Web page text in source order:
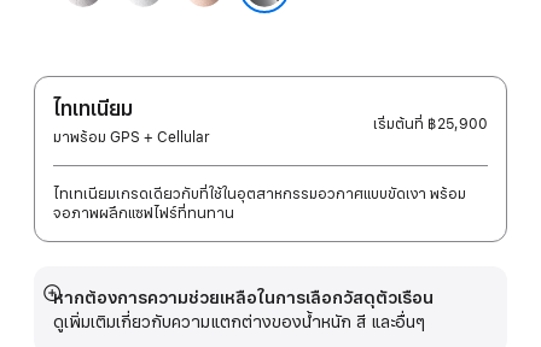
สเปซ
โกลด์ดำเจ็ทแบล็ค
ไทเทเนียม
มาพร้อม GPS + Cellular
เริ่มต้นที่ ฿25,900
ไทเทเนียมเกรดเดียวกับที่ใช้ในอุตสาหกรรมอวกาศแบบขัดเงา พร้อม
จอภาพผลึกแซฟไฟร์ที่ทนทาน
หากต้องการความช่วยเหลือในการเลือกวัสดุตัวเรือน
ดูเพิ่มเติมเกี่ยวกับความแตกต่างของน้ำหนัก สี และอื่นๆ
แสดง
เพิ่ม